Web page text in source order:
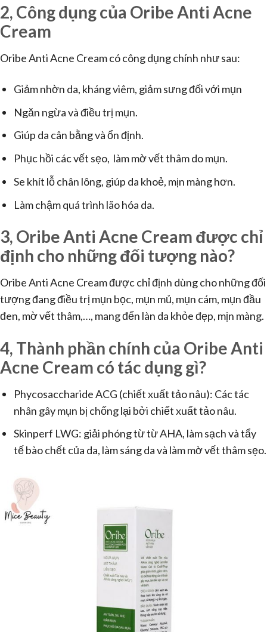
2, Công dụng của Oribe Anti Acne
Cream
Oribe Anti Acne Cream có công dụng chính như sau:
Giảm nhờn da, kháng viêm, giảm sưng đối với mụn
Ngăn ngừa và điều trị mụn.
Giúp da cân bằng và ổn định.
Phục hồi các vết sẹo, làm mờ vết thâm do mụn.
Se khít lỗ chân lông, giúp da khoẻ, mịn màng hơn.
Làm chậm quá trình lão hóa da.
3, Oribe Anti Acne Cream được chỉ
định cho những đối tượng nào?
Oribe Anti Acne Cream được chỉ định dùng cho những đối
tượng đang điều trị mụn bọc, mụn mủ, mụn cám, mụn đầu
đen, mờ vết thâm,…, mang đến làn da khỏe đẹp, mịn màng.
4, Thành phần chính của Oribe Anti
Acne Cream có tác dụng gì?
Phycosaccharide ACG (chiết xuất tảo nâu): Các tác
nhân gây mụn bị chống lại bởi chiết xuất tảo nâu.
Skinperf LWG: giải phóng từ từ AHA, làm sạch và tẩy
tế bào chết của da, làm sáng da và làm mờ vết thâm sẹo.